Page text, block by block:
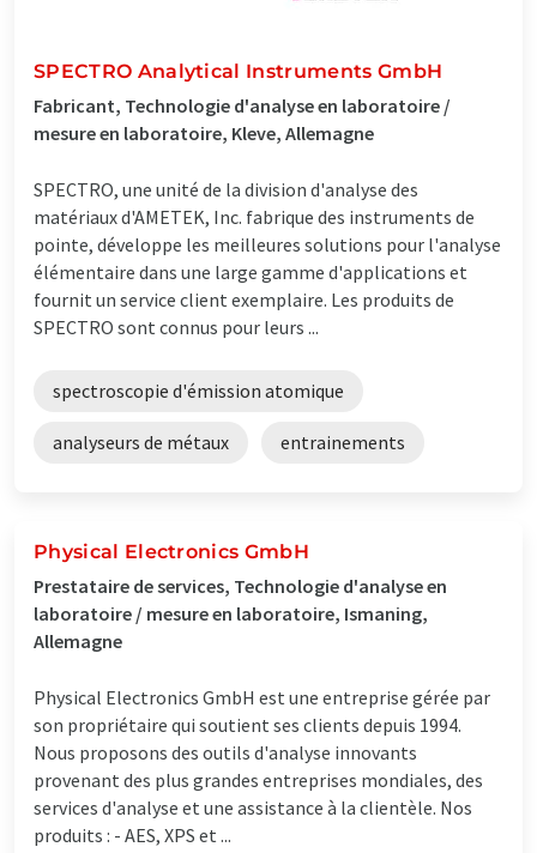
SPECTRO Analytical Instruments GmbH
Fabricant, Technologie d'analyse en laboratoire /
mesure en laboratoire, Kleve, Allemagne
SPECTRO, une unité de la division d'analyse des
matériaux d'AMETEK, Inc. fabrique des instruments de
pointe, développe les meilleures solutions pour l'analyse
élémentaire dans une large gamme d'applications et
fournit un service client exemplaire. Les produits de
SPECTRO sont connus pour leurs ...
spectroscopie d'émission atomique
analyseurs de métaux entrainements
Physical Electronics GmbH
Prestataire de services, Technologie d'analyse en
laboratoire / mesure en laboratoire, Ismaning,
Allemagne
Physical Electronics GmbH est une entreprise gérée par
son propriétaire qui soutient ses clients depuis 1994.
Nous proposons des outils d'analyse innovants
provenant des plus grandes entreprises mondiales, des
services d'analyse et une assistance à la clientèle. Nos
produits : - AES, XPS et ...